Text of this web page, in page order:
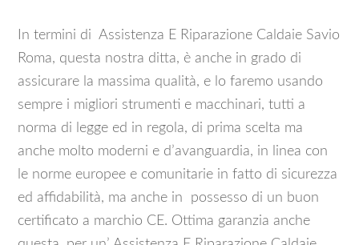
In termini di Assistenza E Riparazione Caldaie Savio
Roma, questa nostra ditta, è anche in grado di
assicurare la massima qualità, e lo faremo usando
sempre i migliori strumenti e macchinari, tutti a
norma di legge ed in regola, di prima scelta ma
anche molto moderni e d’avanguardia, in linea con
le norme europee e comunitarie in fatto di sicurezza
ed affidabilità, ma anche in possesso di un buon
certificato a marchio CE. Ottima garanzia anche